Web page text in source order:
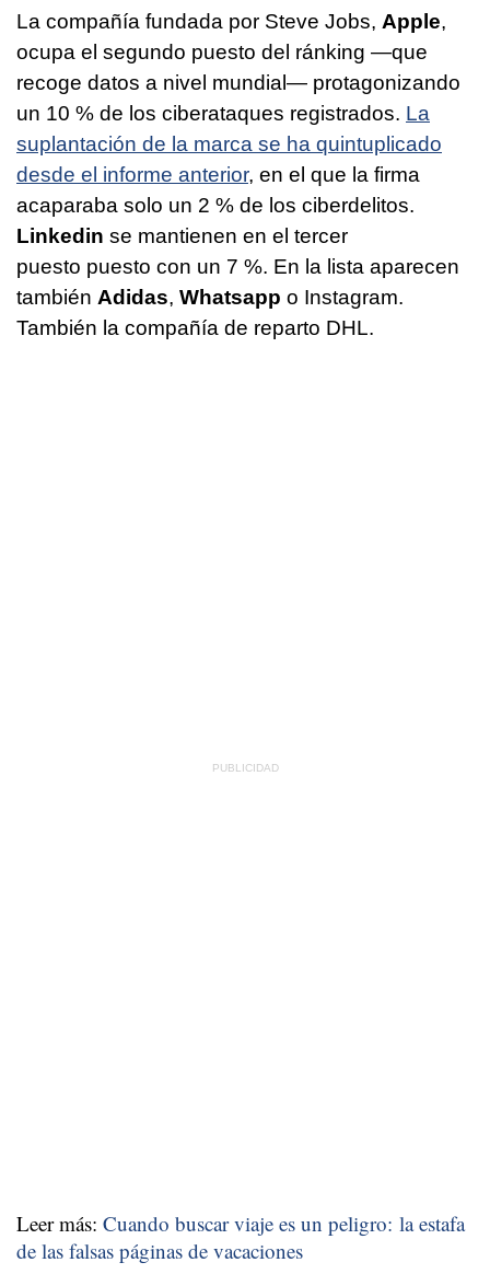
La compañía fundada por Steve Jobs, Apple,
ocupa el segundo puesto del ránking —que
recoge datos a nivel mundial— protagonizando
un 10 % de los ciberataques registrados. La
suplantación de la marca se ha quintuplicado
desde el informe anterior, en el que la firma
acaparaba solo un 2 % de los ciberdelitos.
Linkedin se mantienen en el tercer
puesto puesto con un 7 %. En la lista aparecen
también Adidas, Whatsapp o Instagram.
También la compañía de reparto DHL.
Leer más: Cuando buscar viaje es un peligro: la estafa
de las falsas páginas de vacaciones